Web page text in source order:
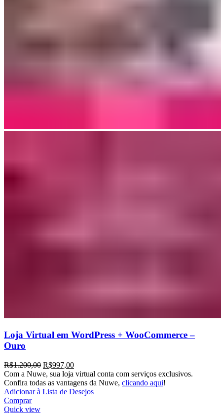
Loja Virtual em WordPress + WooCommerce –
Ouro
R$1.200,00 R$997,00
Com a Nuwe, sua loja virtual conta com serviços exclusivos.
Confira todas as vantagens da Nuwe, clicando aqui!
Adicionar à Lista de Desejos
Comprar
Quick view